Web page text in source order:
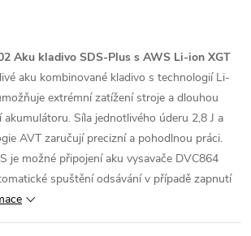
Aku kladivo SDS-Plus s AWS Li-ion XGT
aku kombinované kladivo s technologií Li-
extrémní zatížení stroje a dlouhou
Síla jednotlivého úderu 2,8 J a
AVT zaručují precizní a pohodlnou práci.
je možné připojení aku vysavače DVC864
spuštění odsávání v případě zapnutí